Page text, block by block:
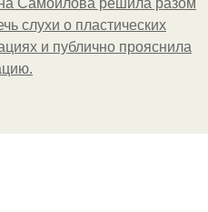
Самойлова решила разом
слухи о пластических
и публично прояснила